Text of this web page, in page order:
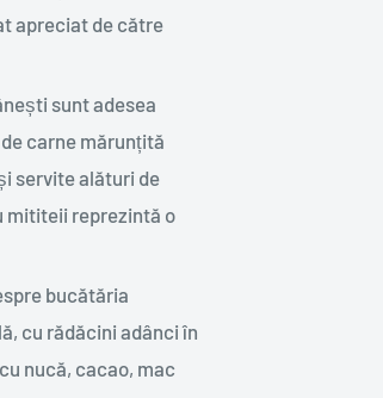
apreciat de către
sunt adesea
carne mărunțită
servite alături de
mititeii reprezintă o
bucătăria
cu rădăcini adânci în
nucă, cacao, mac